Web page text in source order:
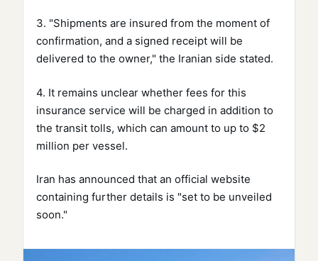
3. "Shipments are insured from the moment of
confirmation, and a signed receipt will be
delivered to the owner," the Iranian side stated.
4. It remains unclear whether fees for this
insurance service will be charged in addition to
the transit tolls, which can amount to up to $2
million per vessel.
Iran has announced that an official website
containing further details is "set to be unveiled
soon."